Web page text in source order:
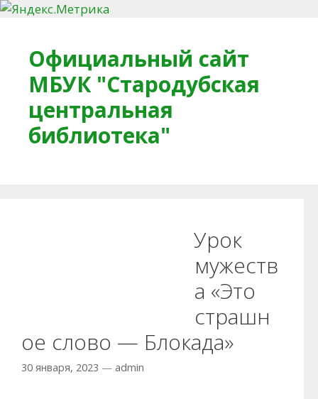
Официальный сайт
МБУК "Стародубская
центральная
библиотека"
Урок
мужеств
а «Это
страшн
ое слово — Блокада»
30 января, 2023 — admin